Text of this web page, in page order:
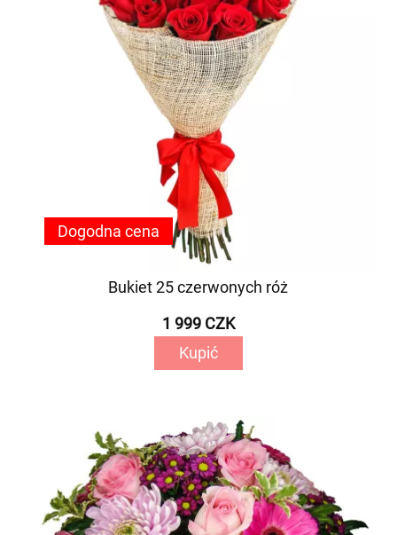
Bukiet 25 czerwonych róż
1 999 CZK
Kupić
Dogodna cena